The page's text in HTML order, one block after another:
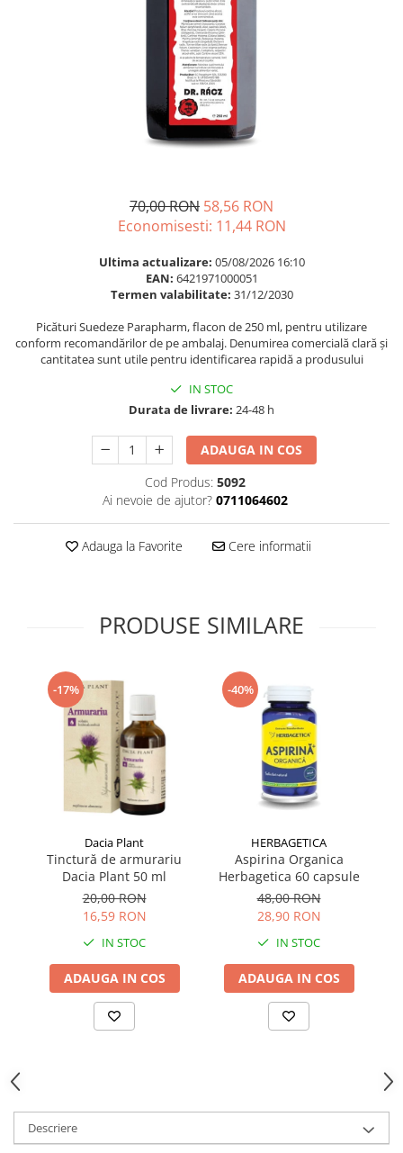
Somn stres si anxietate
Supliment Magneziu
Supliment Vitamina B
Supliment Vitamina D3
Supliment Vitamina E
Tincturi si Gemoderivate
Vitamine si minerale
Balsam masca si tratament
Produse cu SPF Pentru Fata
70,00 RON 58,56 RON
Economisesti: 11,44 RON
Ultima actualizare: 05/08/2026 16:10
EAN: 6421971000051
Termen valabilitate: 31/12/2030
Picături Suedeze Parapharm, flacon de 250 ml, pentru utilizare
conform recomandărilor de pe ambalaj. Denumirea comercială clară și
cantitatea sunt utile pentru identificarea rapidă a produsului
IN STOC
Durata de livrare: 24-48 h
ADAUGA IN COS
Cod Produs: 5092
Ai nevoie de ajutor? 0711064602
Adauga la Favorite Cere informatii
PRODUSE SIMILARE
-17%
Dacia Plant
Tinctură de armurariu
Dacia Plant 50 ml
20,00 RON
16,59 RON
IN STOC
ADAUGA IN COS
-40%
HERBAGETICA
Aspirina Organica
Herbagetica 60 capsule
48,00 RON
28,90 RON
IN STOC
ADAUGA IN COS
Descriere